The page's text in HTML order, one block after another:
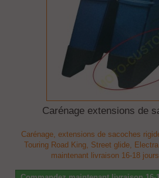
Carénage extensions de
Carénage, extensions de sacoches
Touring Road King, Street glide,
maintenant livraison 16-18